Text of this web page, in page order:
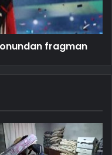
fragman